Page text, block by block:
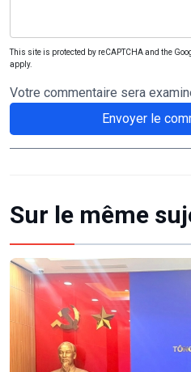
This site is protected by reCAPTCHA and the
apply.
Votre commentaire sera
Envoyer le
Sur le même